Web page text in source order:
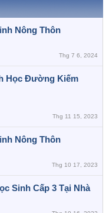
Nông Thôn
Thg 7 6, 2024
Học Đường Kiếm
Thg 11 15, 2023
Nông Thôn
Thg 10 17, 2023
Sinh Cấp 3 Tại Nhà